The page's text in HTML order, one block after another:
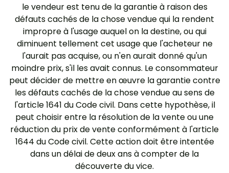
le vendeur est tenu de la garantie à raison des
défauts cachés de la chose vendue qui la rendent
impropre à l'usage auquel on la destine, ou qui
diminuent tellement cet usage que l'acheteur ne
l'aurait pas acquise, ou n'en aurait donné qu'un
moindre prix, s'il les avait connus. Le consommateur
peut décider de mettre en œuvre la garantie contre
les défauts cachés de la chose vendue au sens de
l'article 1641 du Code civil. Dans cette hypothèse, il
peut choisir entre la résolution de la vente ou une
réduction du prix de vente conformément à l'article
1644 du Code civil. Cette action doit être intentée
dans un délai de deux ans à compter de la
découverte du vice.